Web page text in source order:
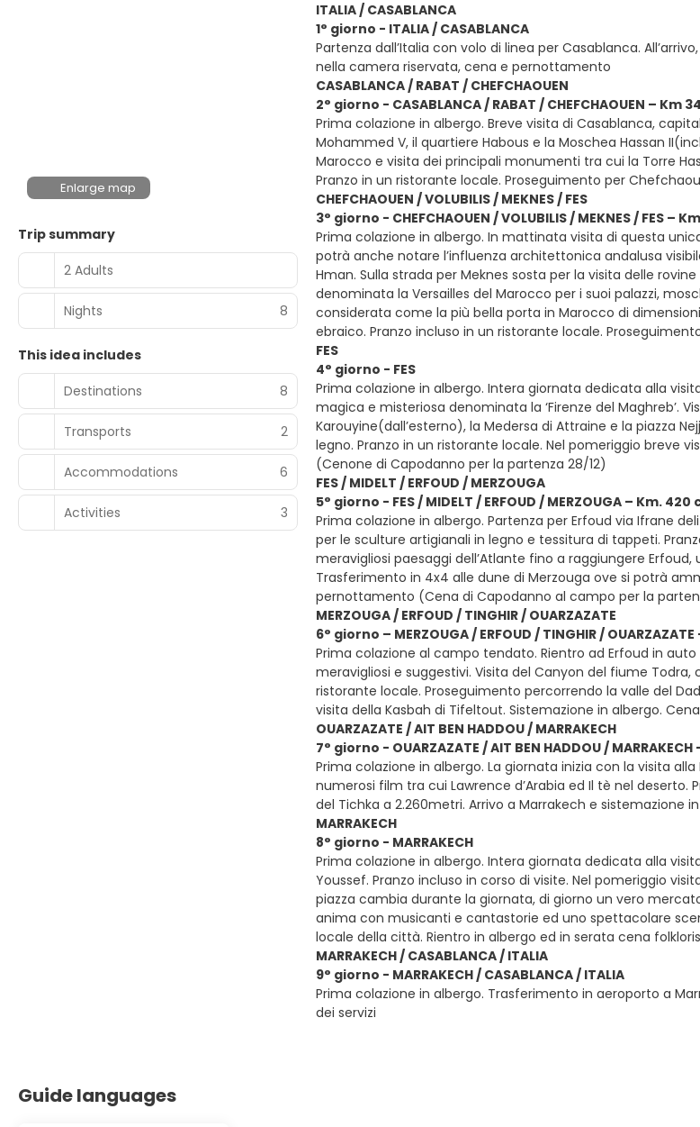
Enlarge map
Trip summary
2 Adults
Nights 8
This idea includes
Destinations
8
Transports 2
Accommodations 6
Activities 3
ITALIA / CASABLANCA
1° giorno - ITALIA / CASABLANCA
Partenza dall’Italia con volo di linea per Casablanca.
nella camera riservata, cena e pernottamento
CASABLANCA / RABAT / CHEFCHAOUEN
2° giorno - CASABLANCA / RABAT / CHEFCHAOUEN – Km
Prima colazione in albergo. Breve visita di Casablanca,
Mohammed V, il quartiere Habous e la Moschea Hassan
Marocco e visita dei principali monumenti tra cui la Torre
Pranzo in un ristorante locale. Proseguimento per
CHEFCHAOUEN / VOLUBILIS / MEKNES / FES
3° giorno - CHEFCHAOUEN / VOLUBILIS / MEKNES / FES –
Prima colazione in albergo. In mattinata visita di questa
potrà anche notare l’influenza architettonica andalusa
Hman. Sulla strada per Meknes sosta per la visita delle
denominata la Versailles del Marocco per i suoi palazzi,
considerata come la più bella porta in Marocco di
ebraico. Pranzo incluso in un ristorante locale.
FES
4° giorno - FES
Prima colazione in albergo. Intera giornata dedicata alla
magica e misteriosa denominata la ‘Firenze del Maghreb’.
Karouyine(dall’esterno), la Medersa di Attraine e la piazza
legno. Pranzo in un ristorante locale. Nel pomeriggio breve
(Cenone di Capodanno per la partenza 28/12)
FES / MIDELT / ERFOUD / MERZOUGA
5° giorno - FES / MIDELT / ERFOUD / MERZOUGA – Km. 420
Prima colazione in albergo. Partenza per Erfoud via Ifrane
per le sculture artigianali in legno e tessitura di tappeti.
meravigliosi paesaggi dell’Atlante fino a raggiungere
Trasferimento in 4x4 alle dune di Merzouga ove si potrà
pernottamento (Cena di Capodanno al campo per la
MERZOUGA / ERFOUD / TINGHIR / OUARZAZATE
6° giorno – MERZOUGA / ERFOUD / TINGHIR /
Prima colazione al campo tendato. Rientro ad Erfoud in
meravigliosi e suggestivi. Visita del Canyon del fiume
ristorante locale. Proseguimento percorrendo la valle del
visita della Kasbah di Tifeltout. Sistemazione in albergo.
OUARZAZATE / AIT BEN HADDOU / MARRAKECH
7° giorno - OUARZAZATE / AIT BEN HADDOU /
Prima colazione in albergo. La giornata inizia con la visita
numerosi film tra cui Lawrence d’Arabia ed Il tè nel
del Tichka a 2.260metri. Arrivo a Marrakech e sistemazione
MARRAKECH
8° giorno - MARRAKECH
Prima colazione in albergo. Intera giornata dedicata alla
Youssef. Pranzo incluso in corso di visite. Nel pomeriggio
piazza cambia durante la giornata, di giorno un vero
anima con musicanti e cantastorie ed uno spettacolare
locale della città. Rientro in albergo ed in serata cena
MARRAKECH / CASABLANCA / ITALIA
9° giorno - MARRAKECH / CASABLANCA / ITALIA
Prima colazione in albergo. Trasferimento in aeroporto a
dei servizi
Guide languages